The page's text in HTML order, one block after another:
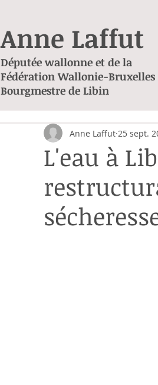
Anne Laffut
Députée wallonne et de la
Fédération Wallonie-Bruxelles
Bourgmestre de Libin
L'eau à
Anne Laffut 25 sept.